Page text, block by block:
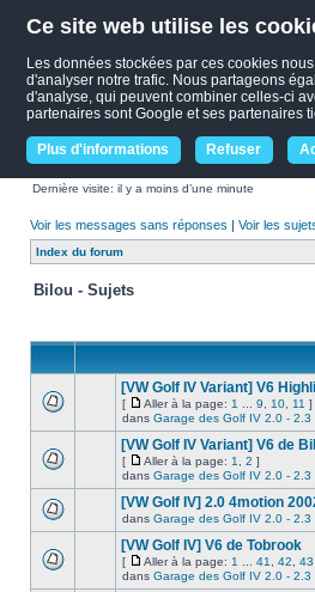
Ce site web utilise les
Les données stockées par ces cookies
d'analyser notre trafic. Nous partageons
d'analyse, qui peuvent combiner celles-ci
partenaires sont Google et ses partenaires
Plus d'informations Refuser
Dernière visite: il y a moins d’une minute
Voir les messages sans réponses | Voir les
Index du forum
Bilou - Sujets
[VW Golf IV Variant] V6
[ Aller à la page: 1 9 10 11 ]
dans Garage des Golf IV 2.0 - 2.3
[VW Golf IV Variant] V6 de
[ Aller à la page: 1 2 ]
dans Garage des Golf IV 2.0 - 2.3
[VW Golf IV] 2.0 4motion
dans Garage des Golf IV 2.0 - 2.3
[VW Golf IV] V6 de Tobrook
[ Aller à la page: 1 41 42 43
dans Garage des Golf IV 2.0 - 2.3